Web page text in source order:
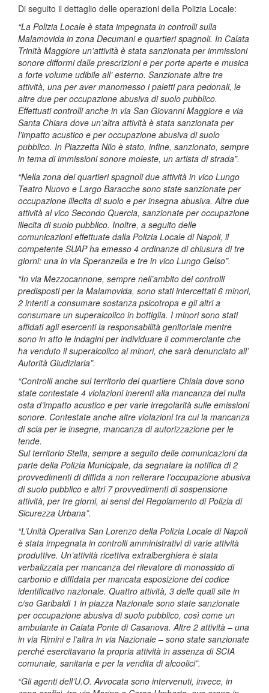
Di seguito il dettaglio delle operazioni della Polizia Locale:
“La Polizia Locale è stata impegnata in controlli sulla
Malamovida in zona Decumani e quartieri spagnoli. In Calata
Trinità Maggiore un’attività è stata sanzionata per immissioni
sonore difformi dalle prescrizioni e per porte aperte e musica
a forte volume udibile all’ esterno. Sanzionate altre tre
attività, una per aver manomesso i paletti para pedonali, le
altre due per occupazione abusiva di suolo pubblico.
Effettuati controlli anche in via San Giovanni Maggiore e via
Santa Chiara dove un’altra attività è stata sanzionata per
l’impatto acustico e per occupazione abusiva di suolo
pubblico. In Piazzetta Nilo è stato, infine, sanzionato, sempre
in tema di immissioni sonore moleste, un artista di strada”.
“Nella zona dei quartieri spagnoli due attività in vico Lungo
Teatro Nuovo e Largo Baracche sono state sanzionate per
occupazione illecita di suolo e per insegna abusiva. Altre due
attività al vico Secondo Quercia, sanzionate per occupazione
illecita di suolo pubblico. Inoltre, a seguito delle
comunicazioni effettuate dalla Polizia Locale di Napoli, il
competente SUAP ha emesso 4 ordinanze di chiusura di tre
giorni: una in via Speranzella e tre in vico Lungo Gelso”.
“In via Mezzocannone, sempre nell’ambito dei controlli
predisposti per la Malamovida, sono stati intercettati 6 minori,
2 intenti a consumare sostanza psicotropa e gli altri a
consumare un superalcolico in bottiglia. I minori sono stati
affidati agli esercenti la responsabilità genitoriale mentre
sono in atto le indagini per individuare il commerciante che
ha venduto il superalcolico ai minori, che sarà denunciato all’
Autorità Giudiziaria”.
“Controlli anche sul territorio del quartiere Chiaia dove sono
state contestate 4 violazioni inerenti alla mancanza del nulla
osta d’impatto acustico e per varie irregolarità sulle emissioni
sonore. Contestate anche altre violazioni tra cui la mancanza
di scia per le insegne, mancanza di autorizzazione per le
tende.
Sul territorio Stella, sempre a seguito delle comunicazioni da
parte della Polizia Municipale, da segnalare la notifica di 2
provvedimenti di diffida a non reiterare l’occupazione abusiva
di suolo pubblico e altri 7 provvedimenti di sospensione
attività, per tre giorni, ai sensi del Regolamento di Polizia di
Sicurezza Urbana”.
“L’Unità Operativa San Lorenzo della Polizia Locale di Napoli
è stata impegnata in controlli amministrativi di varie attività
produttive. Un’attività ricettiva extralberghiera è stata
verbalizzata per mancanza del rilevatore di monossido di
carbonio e diffidata per mancata esposizione del codice
identificativo nazionale. Quattro attività, 3 delle quali site in
c/so Garibaldi 1 in piazza Nazionale sono state sanzionate
per occupazione abusiva di suolo pubblico, così come un
ambulante in Calata Ponte di Casanova. Altre 2 attività – una
in via Rimini e l’altra in via Nazionale – sono state sanzionate
perché esercitavano la propria attività in assenza di SCIA
comunale, sanitaria e per la vendita di alcoolici”.
“Gli agenti dell’U.O. Avvocata sono intervenuti, invece, in